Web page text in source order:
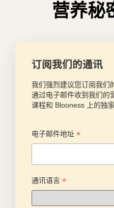
营养秘
订阅我们的通讯
我们强烈建议您订阅我们
通过电子邮件收到我们的
课程和 Blooness 上的独
电子邮件地址 *
通讯语言 *